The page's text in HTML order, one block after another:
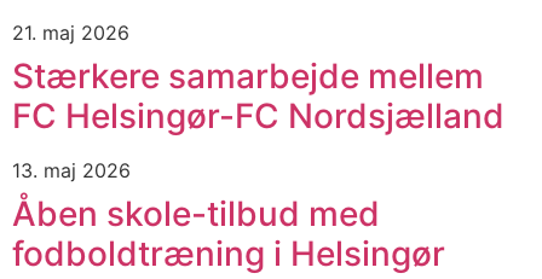
21. maj 2026
Stærkere samarbejde mellem
FC Helsingør-FC Nordsjælland
13. maj 2026
Åben skole-tilbud med
fodboldtræning i Helsingør